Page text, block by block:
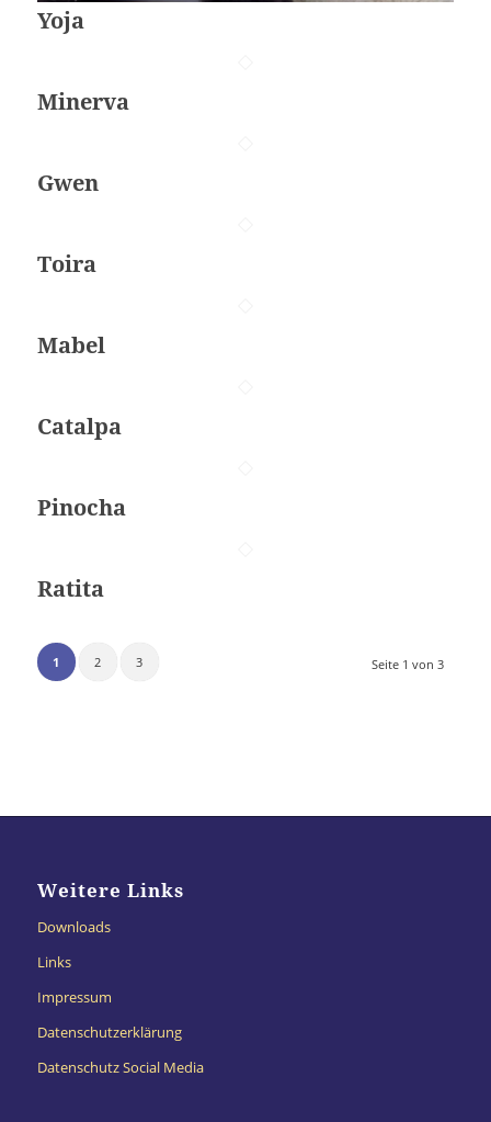
Yoja
Minerva
Gwen
Toira
Mabel
Catalpa
Pinocha
Ratita
Seite 1 von 3
1 2 3
Weitere Links
Downloads
Links
Impressum
Datenschutzerklärung
Datenschutz Social Media